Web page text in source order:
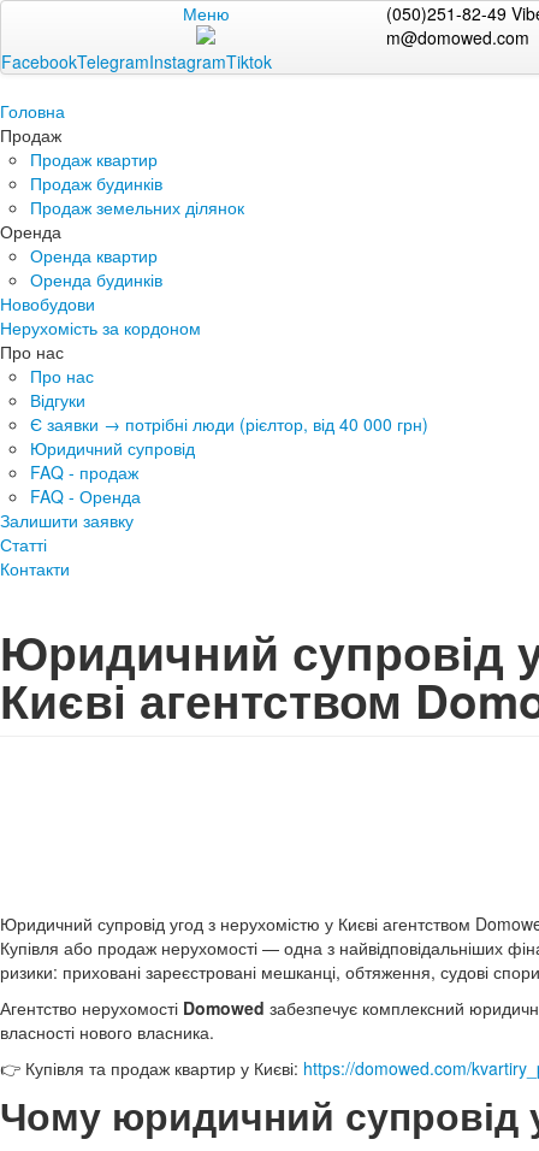
Меню
(050)251-82-49
m@domowed.com
FacebookTelegramInstagramTiktok
Головна
Продаж
Продаж квартир
Продаж будинків
Продаж земельних ділянок
Оренда
Оренда квартир
Оренда будинків
Новобудови
Нерухомість за кордоном
Про нас
Про нас
Відгуки
Є заявки → потрібні люди (рієлтор, від 40 000 грн)
Юридичний супровід
FAQ - продаж
FAQ - Оренда
Залишити заявку
Статті
Контакти
Юридичний супровід
Києві агентством
Юридичний супровід угод з нерухомістю у Києві агентством
Купівля або продаж нерухомості — одна з найвідповідальніших
ризики: приховані зареєстровані мешканці, обтяження, судові
Агентство нерухомості Domowed забезпечує комплексний
власності нового власника.
👉 Купівля та продаж квартир у Києві: https://domowed.com/
Чому юридичний супровід